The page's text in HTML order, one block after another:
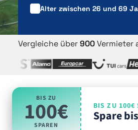
Alter zwischen 26 und 69
Vergleiche über900Vermieter
BIS ZU
100€
SPAREN
BIS ZU 100€
Spare